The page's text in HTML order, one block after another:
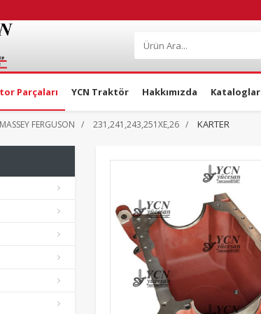
Parçaları YCN Traktör Hakkımızda Kataloglar
MASSEY FERGUSON 231,241,243,251XE,26 KARTER